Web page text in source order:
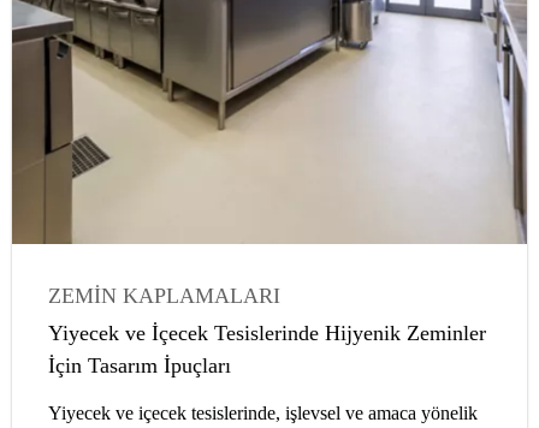
ZEMIN KAPLAMALARI
ENDÜSTRIYEL ZEMINLER
FABRIKA
MAKALELER
MIMARLAR
Yiyecek ve İçecek Tesislerinde Hijyenik Zeminler
İçin Tasarım İpuçları
Yiyecek ve içecek tesislerinde, işlevsel ve amaca yönelik